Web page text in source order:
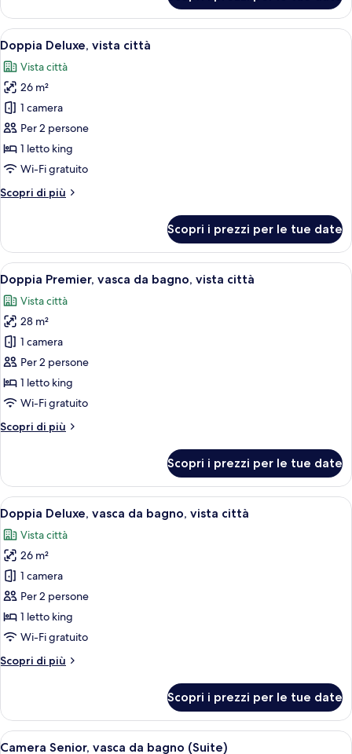
Superior
Apri
tutte
le
foto
per
Doppia
Deluxe,
vista
Una camera d'albergo moderna con
6
Doppia Deluxe, vista città
Vista città
26 m²
1 camera
Per 2 persone
1 letto king
Wi-Fi gratuito
Scopri di più
Altri
Deluxe,
vista
città
Scopri i prezzi per le tue date
Apri
tutte
le
foto
per
Doppia
Premier,
vasca
bagno,
Una camera d'albergo moderna con
9
Doppia Premier, vasca da bagno, vista città
Vista città
28 m²
1 camera
Per 2 persone
1 letto king
Wi-Fi gratuito
Scopri di più
Altri
Premier,
vasca
da
bagno,
vista
città
Scopri i prezzi per le tue date
Apri
tutte
le
foto
per
Doppia
Deluxe,
vasca
bagno,
Un letto grande con lenzuola
7
Doppia Deluxe, vasca da bagno, vista città
Vista città
26 m²
1 camera
Per 2 persone
1 letto king
Wi-Fi gratuito
Scopri di più
Altri
Deluxe,
vasca
da
Scopri i prezzi per le tue date
Apri
Una camera d'albergo moderna
6
Camera Senior, vasca da bagno (Suite)